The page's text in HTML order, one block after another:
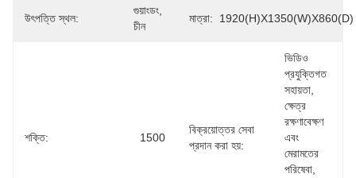
উৎপত্তি স্থল:
গুয়াংডং,
চীন
মাত্রা: 1920(H)x1350(W)x860(D)
শক্তি: 1500
বিক্রয়োত্তর সেবা
প্রদান করা হয়:
ভিডিও
প্রযুক্তিগত
সহায়তা,
ক্ষেত্র
রক্ষণাবেক্ষণ
এবং
মেরামতের
পরিষেবা,